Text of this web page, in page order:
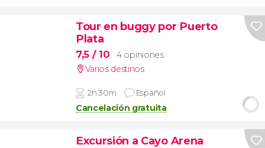
Tour en buggy por Puerto
Plata
7,5 / 10
4 opiniones
Varios destinos
2h 30m Español
Cancelación gratuita
Excursión a Cayo Arena